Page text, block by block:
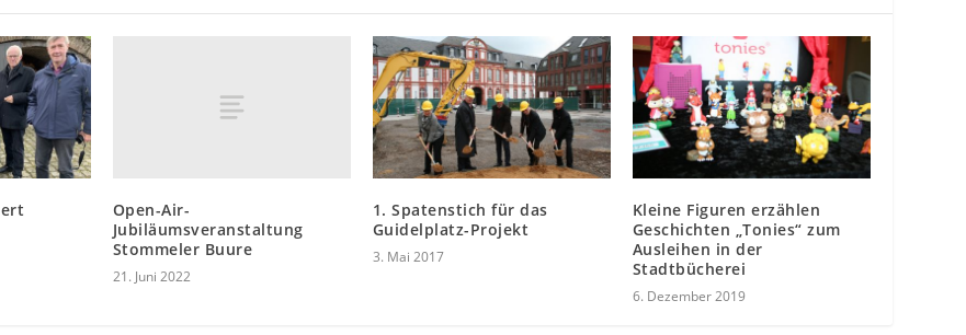
Open-Air-
Jubiläumsveranstaltung
Stommeler Buure
21. Juni 2022
1. Spatenstich für das
Guidelplatz-Projekt
3. Mai 2017
Kleine Figuren erzählen
Geschichten „Tonies“ zum
Ausleihen in der
Stadtbücherei
6. Dezember 2019